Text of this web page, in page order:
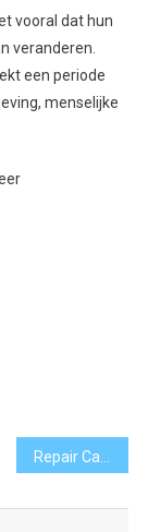
vooral dat hun
veranderen.
een periode
menselijke
Repair Café: minder weggooien, meer repareren